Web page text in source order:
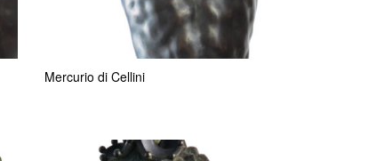
Mercurio di Cellini